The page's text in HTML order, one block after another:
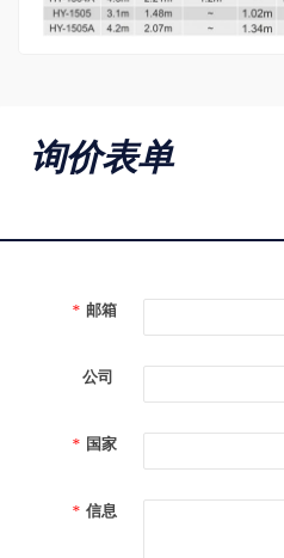
询价表单
* 邮箱
公司
* 国家
* 信息